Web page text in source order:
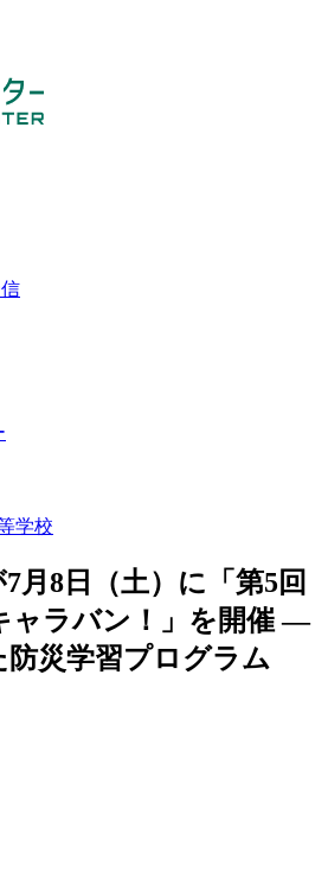
学校
月8日（土）に「第5回
ャラバン！」を開催 —
災学習プログラム